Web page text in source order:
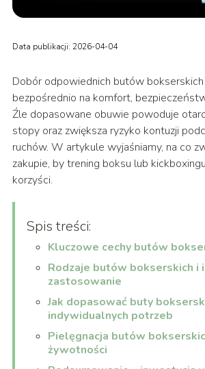
Data publikacji: 2026-04-04
Dobór odpowiednich butów
bezpośrednio na komfort,
Źle dopasowane obuwie powoduje
stopy oraz zwiększa ryzyko kontuzji
ruchów. W artykule wyjaśniamy, na co
zakupie, by trening boksu lub
korzyści.
Spis treści:
Kluczowe cechy butów
Rodzaje butów bokserskich i
zastosowanie
Jak dopasować buty
indywidualnych potrzeb
Pielęgnacja butów
żywotności